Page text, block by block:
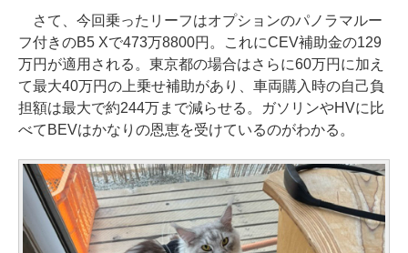
さて、今回乗ったリーフはオプションのパノラマルー
フ付きのB5 Xで473万8800円。これにCEV補助金の129
万円が適用される。東京都の場合はさらに60万円に加え
て最大40万円の上乗せ補助があり、車両購入時の自己負
担額は最大で約244万まで減らせる。ガソリンやHVに比
べてBEVはかなりの恩恵を受けているのがわかる。